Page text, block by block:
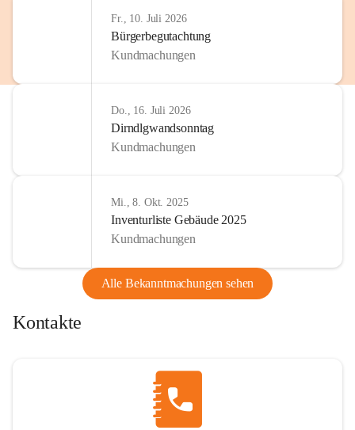
Fr., 10. Juli 2026
Bürgerbegutachtung
Kundmachungen
Do., 16. Juli 2026
Dirndlgwandsonntag
Kundmachungen
Mi., 8. Okt. 2025
Inventurliste Gebäude 2025
Kundmachungen
Alle Bekanntmachungen sehen
Kontakte